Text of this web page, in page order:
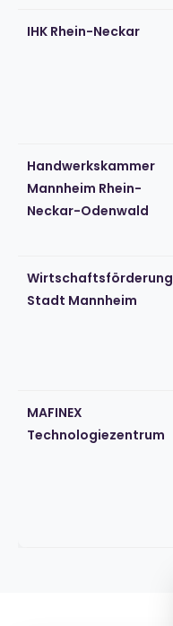
IHK Rhein-Neckar
Handwerkskammer
Mannheim Rhein-
Neckar-Odenwald
Wirtschaftsförderung
Stadt Mannheim
MAFINEX
Technologiezentrum